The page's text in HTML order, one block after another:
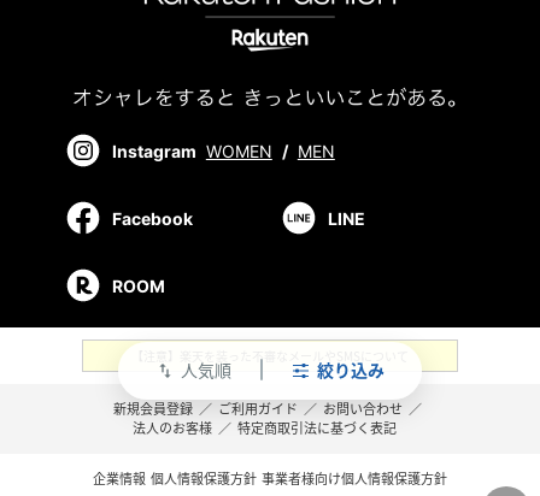
swap_vert 人気順 絞り込み
Instagram WOMEN / MEN
Facebook LINE
ROOM
【注意】楽天を装った不審なメールやSMSについて
新規会員登録 ／ ご利用ガイド ／ お問い合わせ ／
法人のお客様 ／ 特定商取引法に基づく表記
企業情報 個人情報保護方針 事業者様向け個人情報保護方針